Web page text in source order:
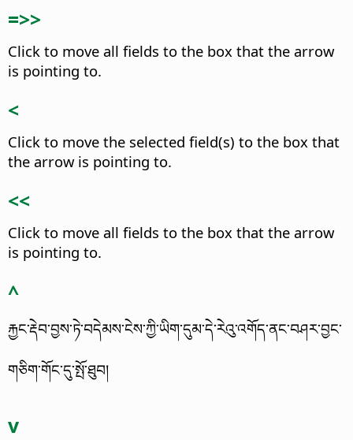
=>>
Click to move all fields to the box that the arrow
is pointing to.
<
Click to move the selected field(s) to the box that
the arrow is pointing to.
<<
Click to move all fields to the box that the arrow
is pointing to.
^
རྐྱང་རྡེབ་བྱས་ཏེ་བདེམས་ངེས་ཀྱི་ཡིག་དུམ་དེ་རེའུ་འགོད་ནང་བཤར་བྱང་
གཅིག་གོང་དུ་སྤོ་ཐུབ།
v